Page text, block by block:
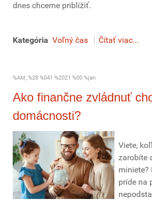
dnes chceme priblížiť.
Kategória Voľný čas Čítať viac...
%AM, %28 %041 %2021 %00:%jan
Ako finančne zvládnuť
domácnosti?
Viete,
zarobíte
miniete?
príde na